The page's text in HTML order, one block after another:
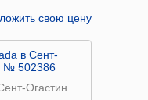
свою цену
в Сент-
№ 502386
Огастин